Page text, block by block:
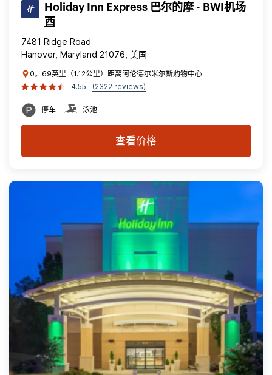
Holiday Inn Express 巴尔的摩 - BWI机场
西
7481 Ridge Road
Hanover, Maryland 21076, 美国
0。69英里（1.12公里）距离阿伦德尔米尔斯购物中心
4.55
(2322 reviews)
停车 泳池
查看价格